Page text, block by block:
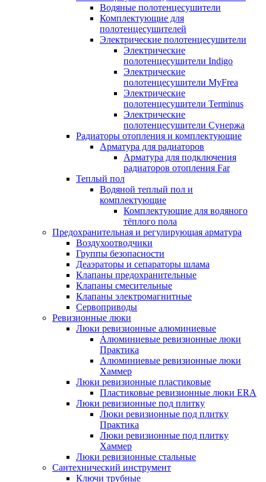
Водяные полотенцесушители
Комплектующие для
полотенцесушителей
Электрические полотенцесушители
Электрические
полотенцесушители Indigo
Электрические
полотенцесушители MyFrea
Электрические
полотенцесушители Terminus
Электрические
полотенцесушители Сунержа
Радиаторы отопления и комплектующие
Арматура для радиаторов
Арматура для подключения
радиаторов отопления Far
Теплый пол
Водяной теплый пол и
комплектующие
Комплектующие для водяного
тёплого пола
Предохранительная и регулирующая арматура
Воздухоотводчики
Группы безопасности
Деаэраторы и сепараторы шлама
Клапаны предохранительные
Клапаны смесительные
Клапаны электромагнитные
Сервоприводы
Ревизионные люки
Люки ревизионные алюминиевые
Алюминиевые ревизионные люки
Практика
Алюминиевые ревизионные люки
Хаммер
Люки ревизионные пластиковые
Пластиковые ревизионные люки ERA
Люки ревизионные под плитку
Люки ревизионные под плитку
Практика
Люки ревизионные под плитку
Хаммер
Люки ревизионные стальные
Сантехнический инструмент
Ключи трубные